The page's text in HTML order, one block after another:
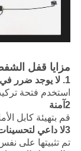
مزايا قفل
1. لا يوجد ضرر في التثبيت
استخدم فتحة
2آمنة
قم بتهيئة كابل
3لا داعي لتحسينات
تم تثبيتها على